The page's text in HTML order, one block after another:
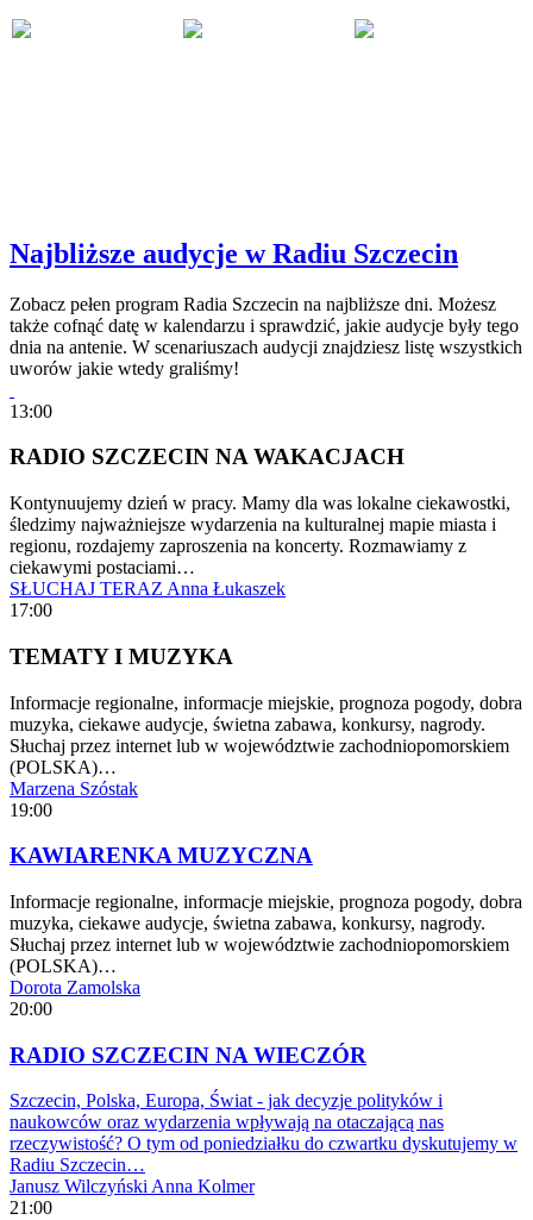
Najbliższe audycje w Radiu Szczecin
Zobacz pełen program Radia Szczecin na najbliższe dni. Możesz
także cofnąć datę w kalendarzu i sprawdzić, jakie audycje były tego
dnia na antenie. W scenariuszach audycji znajdziesz listę wszystkich
uworów jakie wtedy graliśmy!
13:00
RADIO SZCZECIN NA WAKACJACH
Kontynuujemy dzień w pracy. Mamy dla was lokalne ciekawostki,
śledzimy najważniejsze wydarzenia na kulturalnej mapie miasta i
regionu, rozdajemy zaproszenia na koncerty. Rozmawiamy z
ciekawymi postaciami…
SŁUCHAJ TERAZ Anna Łukaszek
17:00
TEMATY I MUZYKA
Informacje regionalne, informacje miejskie, prognoza pogody, dobra
muzyka, ciekawe audycje, świetna zabawa, konkursy, nagrody.
Słuchaj przez internet lub w województwie zachodniopomorskiem
(POLSKA)…
Marzena Szóstak
19:00
KAWIARENKA MUZYCZNA
Informacje regionalne, informacje miejskie, prognoza pogody, dobra
muzyka, ciekawe audycje, świetna zabawa, konkursy, nagrody.
Słuchaj przez internet lub w województwie zachodniopomorskiem
(POLSKA)…
Dorota Zamolska
20:00
RADIO SZCZECIN NA WIECZÓR
Szczecin, Polska, Europa, Świat - jak decyzje polityków i
naukowców oraz wydarzenia wpływają na otaczającą nas
rzeczywistość? O tym od poniedziałku do czwartku dyskutujemy w
Radiu Szczecin…
Janusz WilczyńskiAnna Kolmer
21:00